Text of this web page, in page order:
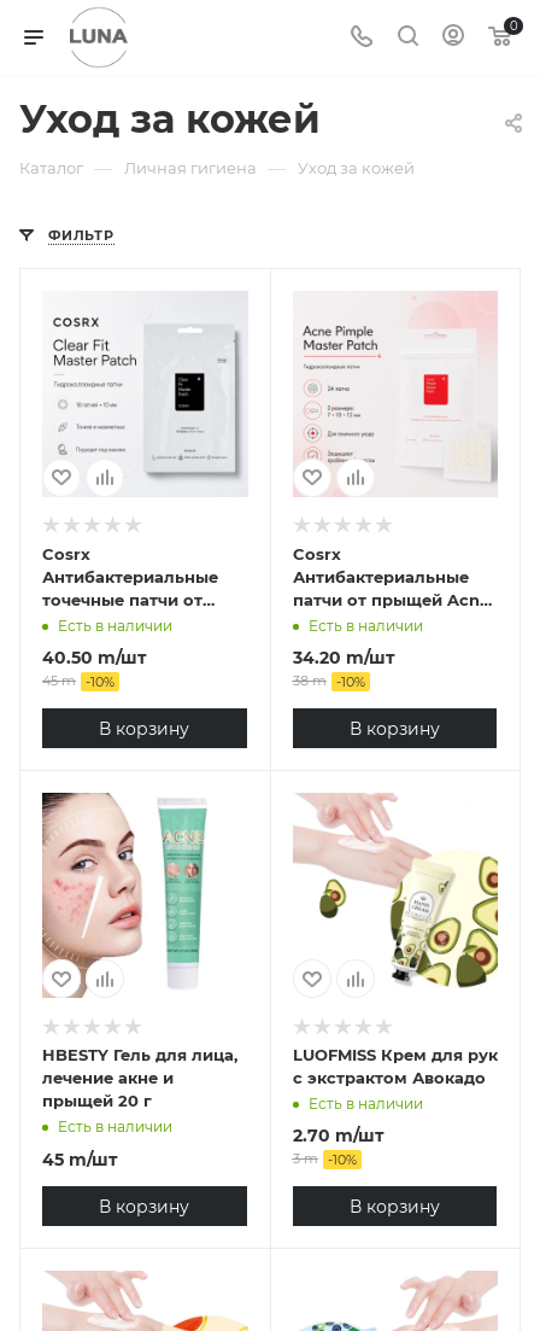
0
Уход за кожей
Каталог — Личная гигиена — Уход за кожей
ФИЛЬТР
Cosrx
Антибактериальные
точечные патчи от
прыщей на лице CosRX
Есть в наличии
40.50 m/шт
45m -10%
В корзину
Cosrx
Антибактериальные
патчи от прыщей Acne
Pimple Master Patch
Есть в наличии
34.20 m/шт
38m -10%
В корзину
HBESTY Гель для лица,
лечение акне и
прыщей 20 г
Есть в наличии
45 m/шт
В корзину
LUOFMISS Крем для рук
с экстрактом Авокадо
Есть в наличии
2.70 m/шт
3m -10%
В корзину